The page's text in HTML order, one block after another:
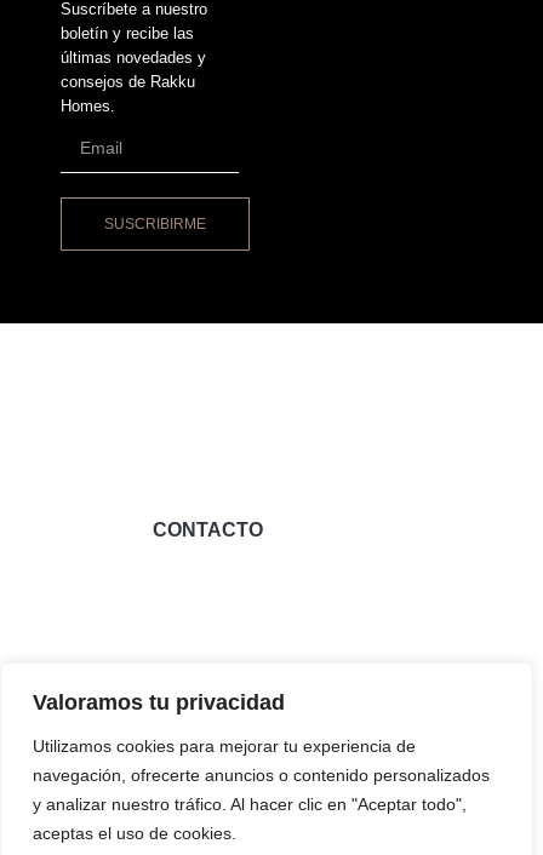
Valoramos tu privacidad
Utilizamos cookies para mejorar tu experiencia de
navegación, ofrecerte anuncios o contenido personalizados
y analizar nuestro tráfico. Al hacer clic en "Aceptar todo",
aceptas el uso de cookies.
Suscríbete a nuestro
boletín y recibe las
últimas novedades y
consejos de Rakku
Homes.
SUSCRIBIRME
revalorizamos y
vendemos tu
propiedad por su
precio más alto
CONTACTO
Asesoramiento
Gratuito